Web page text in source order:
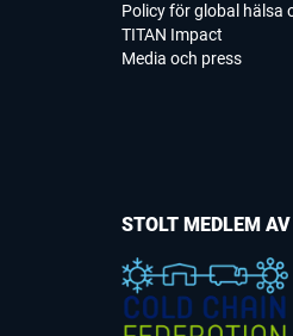
Policy för global hälsa
TITAN Impact
Media och press
STOLT MEDLEM AV